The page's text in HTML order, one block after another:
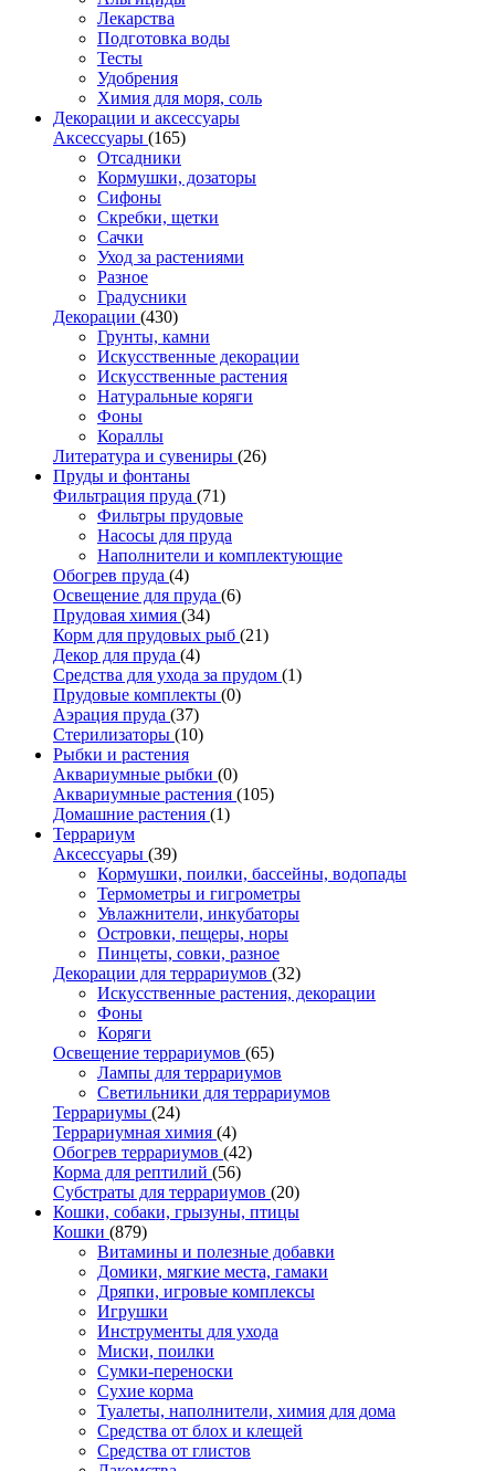
Лекарства
Подготовка воды
Тесты
Удобрения
Химия для моря, соль
Декорации и аксессуары
Аксессуары (165)
Отсадники
Кормушки, дозаторы
Сифоны
Скребки, щетки
Сачки
Уход за растениями
Разное
Градусники
Декорации (430)
Грунты, камни
Искусственные декорации
Искусственные растения
Натуральные коряги
Фоны
Кораллы
Литература и сувениры (26)
Пруды и фонтаны
Фильтрация пруда (71)
Фильтры прудовые
Насосы для пруда
Наполнители и комплектующие
Обогрев пруда (4)
Освещение для пруда (6)
Прудовая химия (34)
Корм для прудовых рыб (21)
Декор для пруда (4)
Средства для ухода за прудом (1)
Прудовые комплекты (0)
Аэрация пруда (37)
Стерилизаторы (10)
Рыбки и растения
Аквариумные рыбки (0)
Аквариумные растения (105)
Домашние растения (1)
Террариум
Аксессуары (39)
Кормушки, поилки, бассейны, водопады
Термометры и гигрометры
Увлажнители, инкубаторы
Островки, пещеры, норы
Пинцеты, совки, разное
Декорации для террариумов (32)
Искусственные растения, декорации
Фоны
Коряги
Освещение террариумов (65)
Лампы для террариумов
Светильники для террариумов
Террариумы (24)
Террариумная химия (4)
Обогрев террариумов (42)
Корма для рептилий (56)
Субстраты для террариумов (20)
Кошки, собаки, грызуны, птицы
Кошки (879)
Витамины и полезные добавки
Домики, мягкие места, гамаки
Дряпки, игровые комплексы
Игрушки
Инструменты для ухода
Миски, поилки
Сумки-переноски
Сухие корма
Туалеты, наполнители, химия для дома
Средства от блох и клещей
Средства от глистов